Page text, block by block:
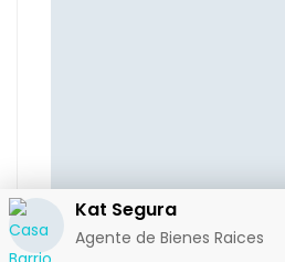
Kat Segura
Agente de Bienes Raices